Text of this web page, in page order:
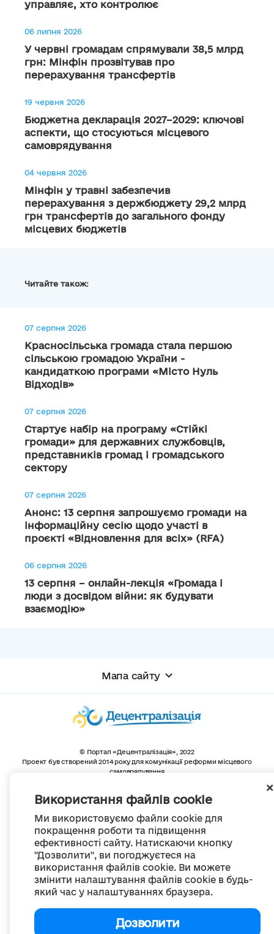
Використання файлів cookie
Ми використовуємо файли cookie для
покращення роботи та підвищення
ефективності сайту. Натискаючи кнопку
"Дозволити", ви погоджуєтеся на
використання файлів cookie. Ви можете
змінити налаштування файлів cookie в будь-
який час у налаштуваннях браузера.
Дозволити
управляє, хто контролює
06 липня 2026
У червні громадам спрямували 38,5 млрд
грн: Мінфін прозвітував про
перерахування трансфертів
19 червня 2026
Бюджетна декларація 2027–2029: ключові
аспекти, що стосуються місцевого
самоврядування
04 червня 2026
Мінфін у травні забезпечив
перерахування з держбюджету 29,2 млрд
грн трансфертів до загального фонду
місцевих бюджетів
Читайте також:
07 серпня 2026
Красносільська громада стала першою
сільською громадою України -
кандидаткою програми «Місто Нуль
Відходів»
07 серпня 2026
Стартує набір на програму «Стійкі
громади» для державних службовців,
представників громад і громадського
сектору
07 серпня 2026
Анонс: 13 серпня запрошуємо громади на
інформаційну сесію щодо участі в
проєкті «Відновлення для всіх» (RFA)
06 серпня 2026
13 серпня – онлайн-лекція «Громада і
люди з досвідом війни: як будувати
взаємодію»
Мапа сайту
© Портал «Децентралізація», 2022
Проект був створений 2014 року для комунікації реформи місцевого
самоврядування
Весь контент доступний за ліцензією
якщо не зазначено інше